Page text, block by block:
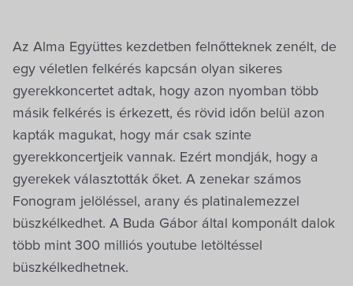
Az Alma Együttes kezdetben felnőtteknek zenélt, de
egy véletlen felkérés kapcsán olyan sikeres
gyerekkoncertet adtak, hogy azon nyomban több
másik felkérés is érkezett, és rövid időn belül azon
kapták magukat, hogy már csak szinte
gyerekkoncertjeik vannak. Ezért mondják, hogy a
gyerekek választották őket. A zenekar számos
Fonogram jelöléssel, arany és platinalemezzel
büszkélkedhet. A Buda Gábor által komponált dalok
több mint 300 milliós youtube letöltéssel
büszkélkedhetnek.